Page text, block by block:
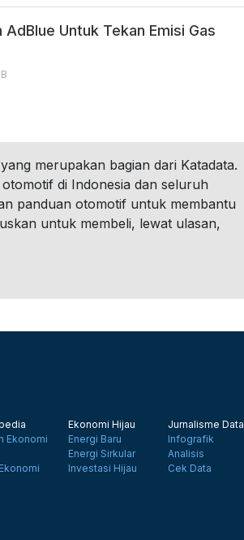
Untuk Tekan Emisi Gas
merupakan bagian dari Katadata.
di Indonesia dan seluruh
panduan otomotif untuk membantu
untuk membeli, lewat ulasan,
Ekonomi
Ekonomi Hijau
Energi Baru
Energi Sirkular
Investasi Hijau
Jurnalisme Data
Infografik
Analisis
Cek Data